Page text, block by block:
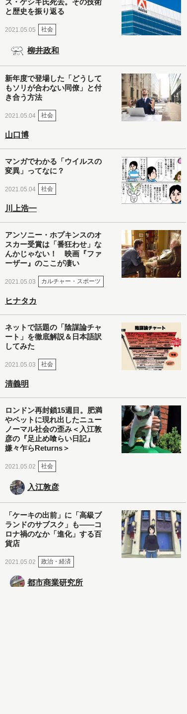
ズ・ゲシキ氏死去。その技術
と歴史を振り返る
2021.05.05 社会
柳井政和
新年度で登場した「どうして
もソリが合わない同僚」と付
き合う方法
2021.05.04 社会
山口博
マンガでわかる「ウイルスの
変異」ってなに？
2021.05.04 社会
川上浩一
アンソニー・ホプキンスのオ
スカー受賞は「番狂わせ」な
んかじゃない！ 映画『ファ
ーザー』のここが凄い
2021.05.03 カルチャー・スポーツ
ヒナタカ
ネットで話題の「陰謀論チャ
ート」を徹底解説＆日本語訳
してみた
2021.05.03 社会
清義明
ロンドン再封鎖15週目。肥満
やペットに現れ出したニュー
ノーマル社会の歪み＜入江敦
彦の『足止め喰らい日記』
嫌々乍らReturns＞
2021.05.02 社会
入江敦彦
「ケーキの出前」に「高級ブ
ランドのサブスク」も――コ
ロナ禍のなか「進化」する百
貨店
2021.05.02 政治・経済
都市商業研究所